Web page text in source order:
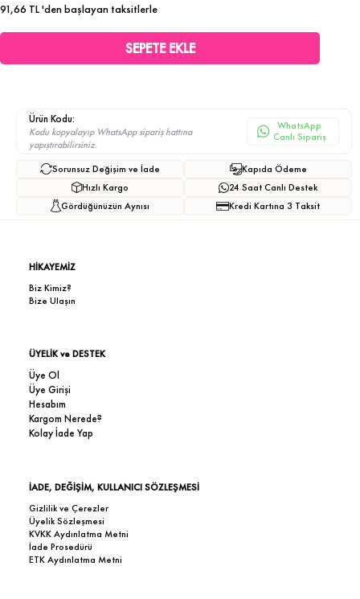
91,66 TL'den başlayan taksitlerle
Ürün Kodu:
Kodu kopyalayıp WhatsApp sipariş hattına
yapıştırabilirsiniz.
WhatsApp
Canlı Sipariş
Sorunsuz Değişim ve İade
Hızlı Kargo
Gördüğünüzün Aynısı
Kapıda Ödeme
24 Saat Canlı Destek
Kredi Kartına 3 Taksit
HİKAYEMİZ
Biz Kimiz?
Bize Ulaşın
ÜYELİK ve DESTEK
Üye Ol
Üye Girişi
Hesabım
Kargom Nerede?
Kolay İade Yap
İADE, DEĞİŞİM, KULLANICI SÖZLEŞMESİ
Gizlilik ve Çerezler
Üyelik Sözleşmesi
KVKK Aydınlatma Metni
İade Prosedürü
ETK Aydınlatma Metni